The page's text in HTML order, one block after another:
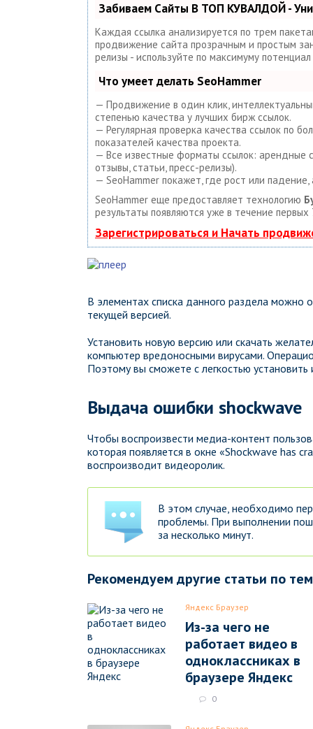
Забиваем Сайты В ТОП КУВАЛДОЙ -
Каждая ссылка анализируется по трем
продвижение сайта прозрачным и простым
релизы - используйте по максимуму
Что умеет делать SeoHammer
— Продвижение в один клик,
степенью качества у лучших бирж ссылок.
— Регулярная проверка качества ссылок по
показателей качества проекта.
— Все известные форматы ссылок: арендные
отзывы, статьи, пресс-релизы).
— SeoHammer покажет, где рост или
SeoHammer еще предоставляет технологию
результаты появляются уже в течение первых
Зарегистрироваться и Начать
В элементах списка данного раздела можно
текущей версией.
Установить новую версию или скачать
компьютер вредоносными вирусами.
Поэтому вы сможете с легкостью
Выдача ошибки shockwave
Чтобы воспроизвести медиа-контент
которая появляется в окне «Shockwave has
воспроизводит видеоролик.
В этом случае, необходимо
проблемы. При выполнении
за несколько минут.
Рекомендуем другие статьи по
Яндекс Браузер
Из-за чего не
работает видео в
одноклассниках в
браузере Яндекс
0